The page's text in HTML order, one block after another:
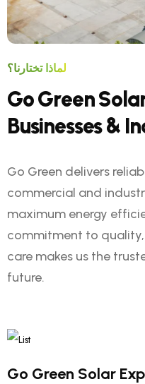
لماذا تختارنا؟
GoGreenSola
Businesses& In
Go Green delivers
commercial and
maximum energy
commitment to
care makes us the
future.
Go Green Solar